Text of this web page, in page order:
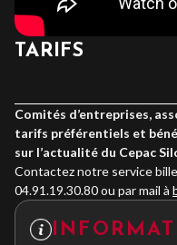
TARIFS
Comités d’entreprises,
tarifs préférentiels et
sur l’actualité du Cepac
Contactez notre service
04.91.19.30.80 ou par mail à